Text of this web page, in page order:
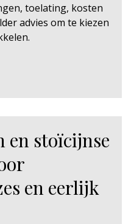
toelating, kosten
advies om te kiezen
en stoïcijnse
en eerlijk